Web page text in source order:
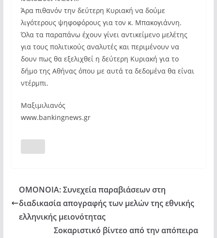
Άρα πιθανόν την δεύτερη Κυριακή να δούμε
λιγότερους ψηφοφόρους για τον κ. Μπακογιάννη.
Όλα τα παραπάνω έχουν γίνει αντικείμενο μελέτης
για τους πολιτικούς αναλυτές και περιμένουν να
δουν πως θα εξελιχθεί η δεύτερη Κυριακή για το
δήμο της Αθήνας όπου με αυτά τα δεδομένα θα είναι
ντέρμπι.
Μαξιμιλιανός
www.bankingnews.gr
ΟΜΟΝΟΙΑ: Συνεχεία παραβιάσεων στη
διαδικασία απογραφής των μελών της εθνικής
ελληνικής μειονότητας
Σοκαριστικό βίντεο από την απόπειρα